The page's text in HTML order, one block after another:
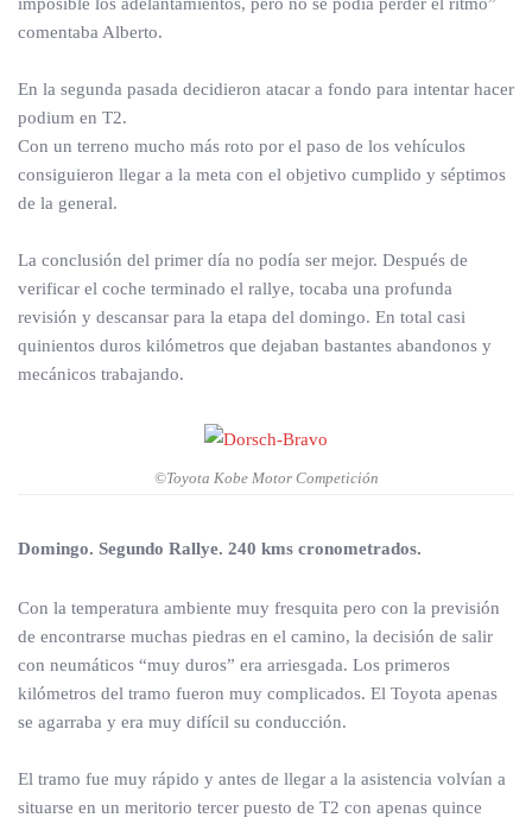
comentaba Alberto.
En la segunda pasada decidieron atacar a fondo para intentar hacer
podium en T2.
Con un terreno mucho más roto por el paso de los vehículos
consiguieron llegar a la meta con el objetivo cumplido y séptimos
de la general.
La conclusión del primer día no podía ser mejor. Después de
verificar el coche terminado el rallye, tocaba una profunda
revisión y descansar para la etapa del domingo. En total casi
quinientos duros kilómetros que dejaban bastantes abandonos y
mecánicos trabajando.
©Toyota Kobe Motor Competición
Domingo. Segundo Rallye. 240 kms cronometrados.
Con la temperatura ambiente muy fresquita pero con la previsión
de encontrarse muchas piedras en el camino, la decisión de salir
con neumáticos “muy duros” era arriesgada. Los primeros
kilómetros del tramo fueron muy complicados. El Toyota apenas
se agarraba y era muy difícil su conducción.
El tramo fue muy rápido y antes de llegar a la asistencia volvían a
situarse en un meritorio tercer puesto de T2 con apenas quince